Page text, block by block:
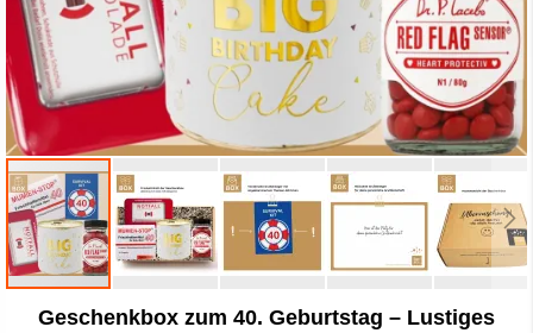
AnfangGeschenkbox zum 40. Geburtstag – Lustiges